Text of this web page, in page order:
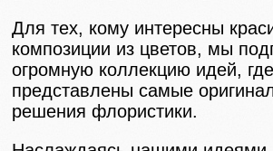
Для тех, кому интересны
композиции из цветов, мы
огромную коллекцию идей, где
представлены самые
решения флористики.